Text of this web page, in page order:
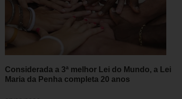
Considerada a 3ª melhor Lei do Mundo, a Lei
Maria da Penha completa 20 anos